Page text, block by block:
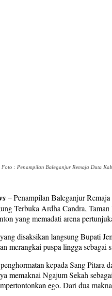
Foto : Penampilan Baleganjur Remaja Duta
– Penampilan Baleganjur
Terbuka Ardha Candra,
yang memadati arena
disaksikan langsung Bupati
merangkai puspa lingga sebagai
kepada Sang Pitara
memaknai Ngajum Sekah
ego. Dari dua